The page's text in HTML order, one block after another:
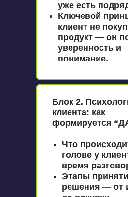
уже есть
Ключевой
клиент не
продукт — он
уверенность и
понимание.
Блок 2.
клиента: как
формируется
Что
голове у
время
Этапы
решения — от